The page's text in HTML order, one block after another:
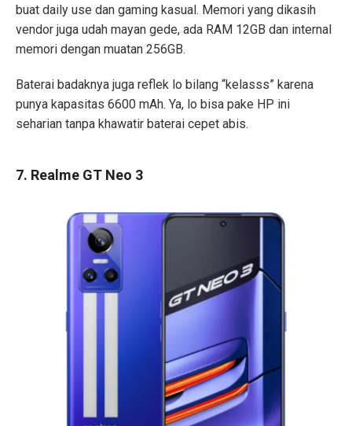
buat daily use dan gaming kasual. Memori yang dikasih
vendor juga udah mayan gede, ada RAM 12GB dan internal
memori dengan muatan 256GB.
Baterai badaknya juga reflek lo bilang “kelasss” karena
punya kapasitas 6600 mAh. Ya, lo bisa pake HP ini
seharian tanpa khawatir baterai cepet abis.
7. Realme GT Neo 3